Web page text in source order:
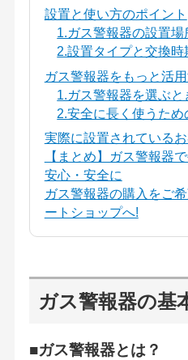
設置と使い方のポイント
1.ガス警報器の設置場
2.設置タイプと交換時
ガス警報器をもっと活
1.ガス警報器を選ぶと
2.安全に長く使うため
実際に設置されている
【まとめ】ガス警報器
安心・安全に
ガス警報器の購入をご
ートショップへ!
ガス警報器の基
■ガス警報器とは？